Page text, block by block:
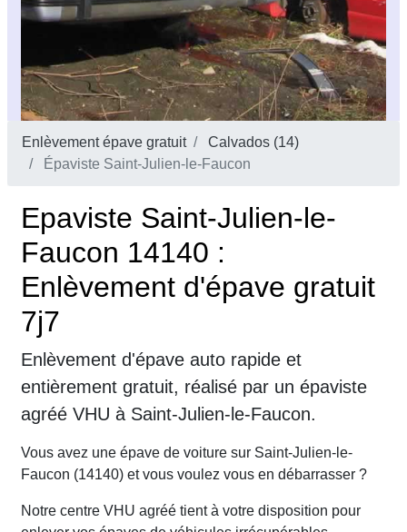
Enlèvement épave gratuit
Calvados (14)
Épaviste Saint-Julien-le-Faucon
Epaviste Saint-Julien-le-
Faucon 14140 :
Enlèvement d'épave gratuit
7j7
Enlèvement d'épave auto rapide et
entièrement gratuit, réalisé par un épaviste
agréé VHU à Saint-Julien-le-Faucon.
Vous avez une épave de voiture sur Saint-Julien-le-
Faucon (14140) et vous voulez vous en débarrasser ?
Notre centre VHU agréé tient à votre disposition pour